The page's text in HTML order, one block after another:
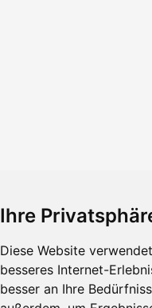
Ihre
Diese Website
besseres Internet-
besser an Ihre